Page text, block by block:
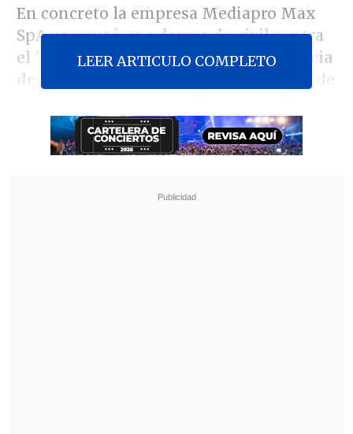
En concreto la empresa Mediapro Max
SpA presentó unademanda civilcontra
el "CQC" por el concepto decompetencia
desleal
además de una indemnización de
su productora, según detallóBío Bío.
Revelan video clave sobre el accidente de
LEER ARTICULO COMPLETO